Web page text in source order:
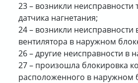
23 – возникли неисправности
датчика нагнетания;
24 – возникли неисправности
вентилятора в наружном
26 – другие неисправности в
27 – произошла блокировка
расположенного в наружном